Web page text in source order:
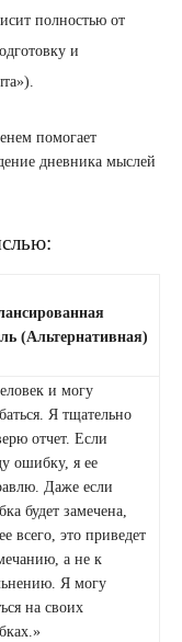
полностью от
и
помогает
дневника мыслей
(Альтернативная)
и могу
Я тщательно
отчет. Если
ошибку, я ее
Даже если
будет замечена,
всего, это приведет
а не к
Я могу
на своих